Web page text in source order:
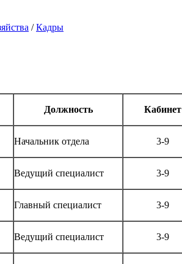
/Кадры
Должность Кабинет
Начальник отдела 3-9
Ведущий специалист 3-9
Главный специалист 3-9
Ведущий специалист 3-9